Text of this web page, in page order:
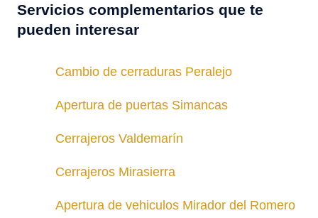
Servicios complementarios que te
pueden interesar
Cambio de cerraduras Peralejo
Apertura de puertas Simancas
Cerrajeros Valdemarín
Cerrajeros Mirasierra
Apertura de vehiculos Mirador del Romero